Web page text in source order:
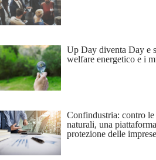
Up Day diventa Day e
welfare energetico e i
Confindustria: contro le
naturali, una
protezione delle imprese